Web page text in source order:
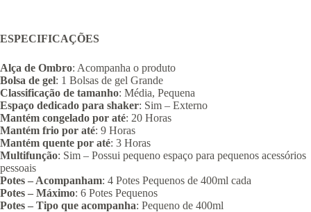
ESPECIFICAÇÕES
Alça de Ombro: Acompanha o produto
Bolsa de gel: 1 Bolsas de gel Grande
Classificação de tamanho: Média, Pequena
Espaço dedicado para shaker: Sim – Externo
Mantém congelado por até: 20 Horas
Mantém frio por até: 9 Horas
Mantém quente por até: 3 Horas
Multifunção: Sim – Possui pequeno espaço para pequenos acessórios
pessoais
Potes – Acompanham: 4 Potes Pequenos de 400ml cada
Potes – Máximo: 6 Potes Pequenos
Potes – Tipo que acompanha: Pequeno de 400ml